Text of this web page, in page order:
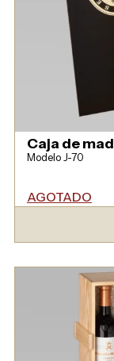
Caja de
Modelo J-70
AGOTADO